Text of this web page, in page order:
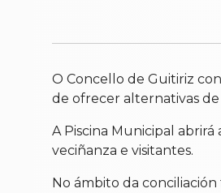
O Concello de Guitiriz
de ofrecer alternativas de
A Piscina Municipal
veciñanza e visitantes.
No ámbito da